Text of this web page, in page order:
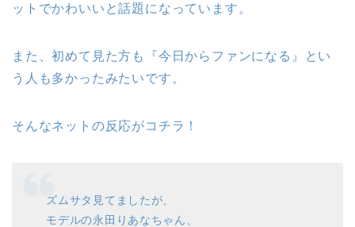
ットでかわいいと話題になっています。
また、初めて見た方も『今日からファンになる』とい
う人も多かったみたいです。
そんなネットの反応がコチラ！
ズムサタ見てましたが、
モデルの永田りあなちゃん、